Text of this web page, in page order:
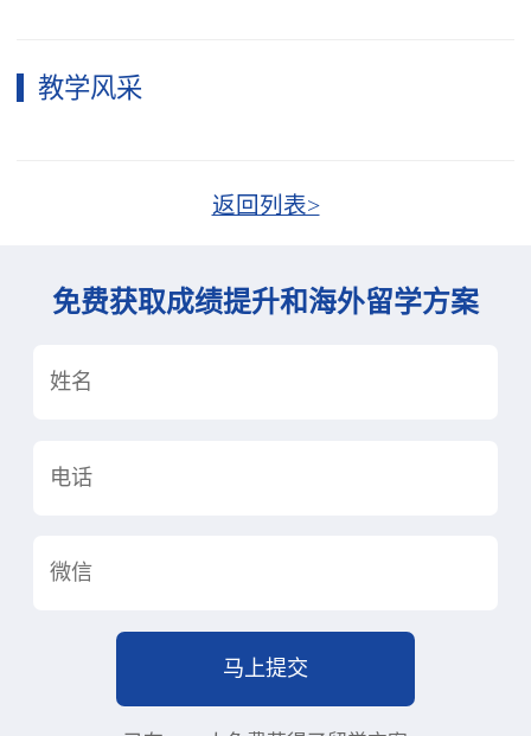
教学风采
返回列表>
免费获取成绩提升和海外留学方案